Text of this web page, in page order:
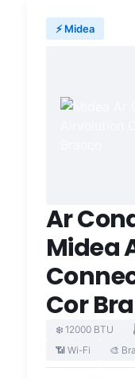
⚡ Midea
Ar
Midea
Cor
❄️ 12000 BTU
📶 Wi-Fi
🎨